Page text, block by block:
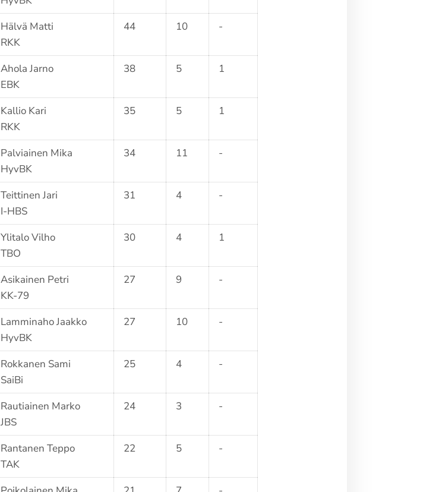
Hälvä Matti
RKK
44 10 -
Ahola Jarno
EBK
38 5 1
Kallio Kari
RKK
35 5 1
Palviainen Mika
HyvBK
34 11 -
Teittinen Jari
I-HBS
31 4 -
Ylitalo Vilho
TBO
30 4 1
Asikainen Petri
KK-79
27 9 -
Lamminaho Jaakko
HyvBK
27 10 -
Rokkanen Sami
SaiBi
25 4 -
Rautiainen Marko
JBS
24 3 -
Rantanen Teppo
TAK
22 5 -